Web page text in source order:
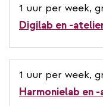
1 uur per week,
Digilab en -
1 uur per week,
Harmonielab en